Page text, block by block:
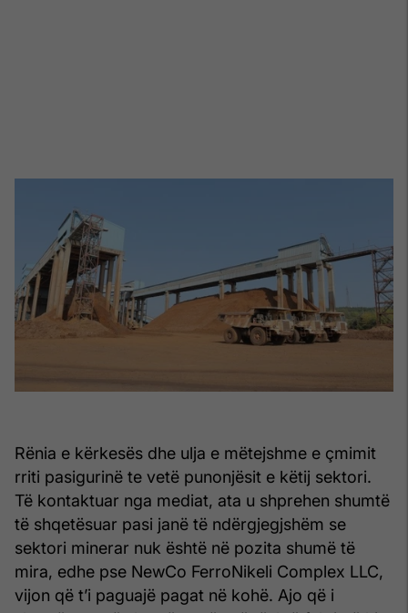
Rënia e kërkesës dhe ulja e mëtejshme e çmimit
rriti pasigurinë te vetë punonjësit e këtij sektori.
Të kontaktuar nga mediat, ata u shprehen shumtë
të shqetësuar pasi janë të ndërgjegjshëm se
sektori minerar nuk është në pozita shumë të
mira, edhe pse NewCo FerroNikeli Complex LLC,
vijon që t’i paguajë pagat në kohë. Ajo që i